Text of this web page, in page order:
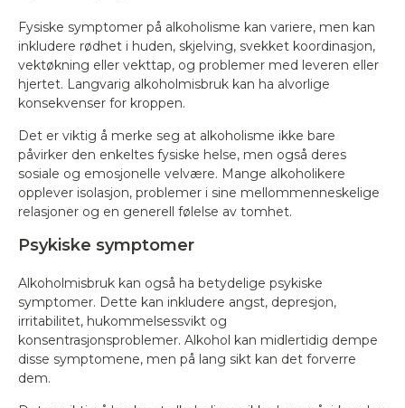
Fysiske symptomer på alkoholisme kan variere, men kan
inkludere rødhet i huden, skjelving, svekket koordinasjon,
vektøkning eller vekttap, og problemer med leveren eller
hjertet. Langvarig alkoholmisbruk kan ha alvorlige
konsekvenser for kroppen.
Det er viktig å merke seg at alkoholisme ikke bare
påvirker den enkeltes fysiske helse, men også deres
sosiale og emosjonelle velvære. Mange alkoholikere
opplever isolasjon, problemer i sine mellommenneskelige
relasjoner og en generell følelse av tomhet.
Psykiske symptomer
Alkoholmisbruk kan også ha betydelige psykiske
symptomer. Dette kan inkludere angst, depresjon,
irritabilitet, hukommelsessvikt og
konsentrasjonsproblemer. Alkohol kan midlertidig dempe
disse symptomene, men på lang sikt kan det forverre
dem.